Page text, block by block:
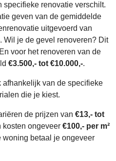
specifieke renovatie verschilt.
geven van de gemiddelde
uitgevoerd van
. Wil je de gevel renoveren? Dit
voor het renoveren van de
€3.500,- tot €10.000,-.
van de specifieke
die je kiest.
de prijzen van €13,- tot
kosten ongeveer €100,- per m²
woning betaal je ongeveer